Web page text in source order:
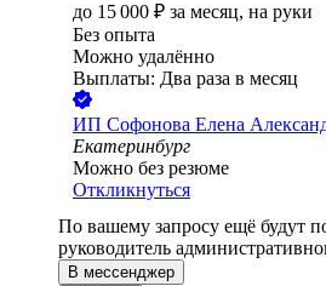
до 15 000 ₽ за месяц, на руки
Без опыта
Можно удалённо
Выплаты: Два раза в месяц
ИП Софонова Елена
Екатеринбург
Можно без резюме
Откликнуться
По вашему запросу ещё будут
руководитель
В мессенджер